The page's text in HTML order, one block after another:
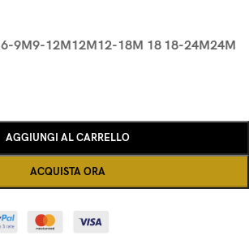
6-9M9-12M12M12-18M 18 18-24M24M
AGGIUNGI AL CARRELLO
ACQUISTA ORA